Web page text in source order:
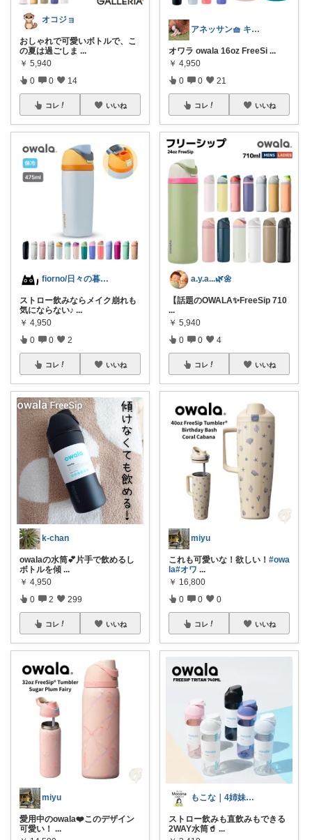
オコジョ
おしゃれで可愛いボトルで、こ
の夏は過ごしま ...
￥ 5,940
0 0 14
コレ いいね
fiorno/日々の暮らしに
ストロー飲みならメイク崩れも
気にならない♪ ...
￥ 4,950
0 0 2
コレ いいね
k-chan
owalaの水筒💕片手で飲めるし
ボトルを傾 ...
￥ 4,950
0 2 299
コレ いいね
miyu
愛用中のowala❤️このデザイン
可愛い！ ...
アネッサン🧺 キッチンと暮らしの実用品
オワラ owala 16oz FreeSi ...
￥ 4,950
0 0 21
コレ いいね
a.y.a...🌿🌼
【話題のOWALA✨FreeSip 710
...
￥ 5,940
0 0 4
コレ いいね
miyu
これも可愛いな！欲しい！ #owa
la#オワ ...
￥ 16,800
0 0 0
コレ いいね
もこな｜4姉妹ママ×子供のも×家事ラク
ストロー飲みも直飲みもできる
2WAY水筒🥤 ...